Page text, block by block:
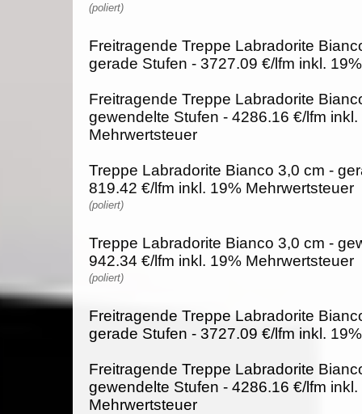
(poliert)
Freitragende Treppe Labradorite
gerade Stufen - 3727.09 €/lfm inkl.
Freitragende Treppe Labradorite
gewendelte Stufen - 4286.16 €/lfm inkl.
Mehrwertsteuer
Treppe Labradorite Bianco 3,0 cm -
819.42 €/lfm inkl. 19% Mehrwertsteuer
(poliert)
Treppe Labradorite Bianco 3,0 cm -
942.34 €/lfm inkl. 19% Mehrwertsteuer
(poliert)
Freitragende Treppe Labradorite
gerade Stufen - 3727.09 €/lfm inkl.
Freitragende Treppe Labradorite
gewendelte Stufen - 4286.16 €/lfm inkl.
Mehrwertsteuer